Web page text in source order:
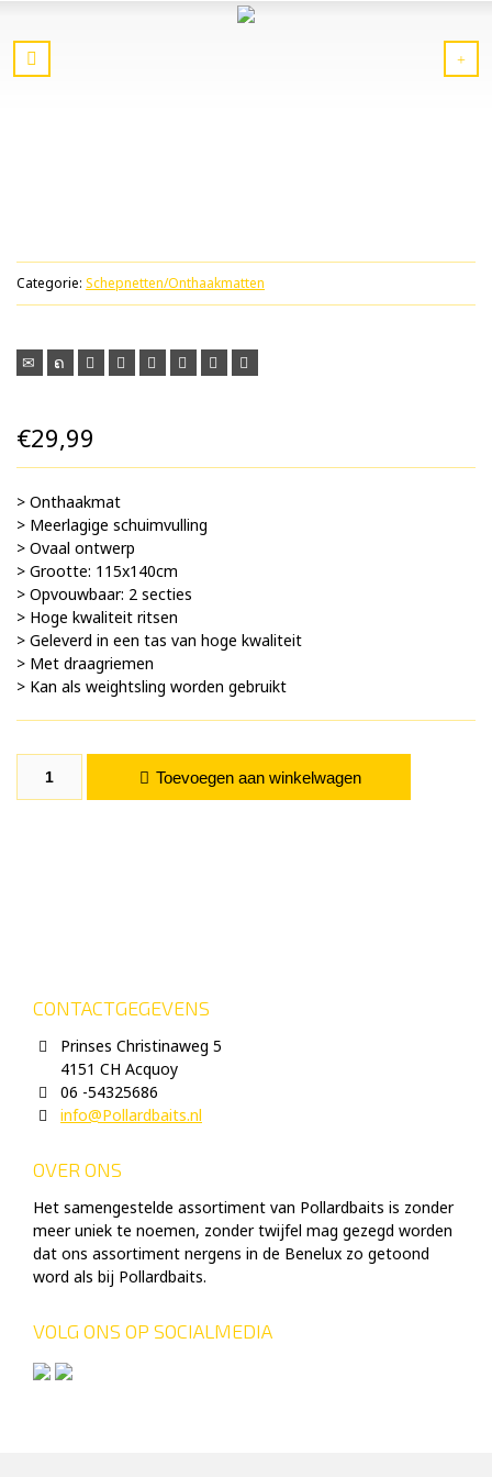
Categorie: Schepnetten/Onthaakmatten
€29,99
> Onthaakmat
> Meerlagige schuimvulling
> Ovaal ontwerp
> Grootte: 115x140cm
> Opvouwbaar: 2 secties
> Hoge kwaliteit ritsen
> Geleverd in een tas van hoge kwaliteit
> Met draagriemen
> Kan als weightsling worden gebruikt
OVALPLUS MAT -5036- aantalToevoegen aan winkelwagen
CONTACTGEGEVENS
Prinses Christinaweg 5
4151 CH Acquoy
06 -54325686
info@Pollardbaits.nl
OVER ONS
Het samengestelde assortiment van Pollardbaits is zonder
meer uniek te noemen, zonder twijfel mag gezegd worden
dat ons assortiment nergens in de Benelux zo getoond
word als bij Pollardbaits.
VOLG ONS OP SOCIALMEDIA